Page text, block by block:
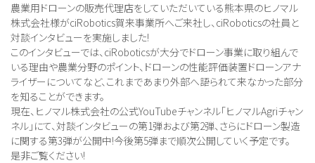
農業用ドローンの販売代理店をしていただいている熊本県のヒノマル
株式会社様がciRobotics賀来事業所へご来社し、ciRoboticsの社員と
対談インタビューを実施しました!
このインタビューでは、ciRoboticsが大分でドローン事業に取り組んで
いる理由や農業分野のポイント、ドローンの性能評価装置ドローンアナ
ライザーについてなど、これまであまり外部へ語られて来なかった部分
を知ることができます。
現在、ヒノマル株式会社の公式YouTubeチャンネル「ヒノマルAgriチャン
ネル」にて、対談インタビューの第1弾および第2弾、さらにドローン製造
に関する第3弾が公開中!今後第5弾まで順次公開していく予定です。
是非ご覧ください!